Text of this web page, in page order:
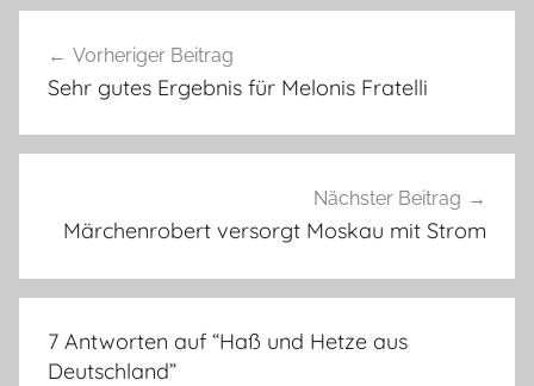
Vorheriger Beitrag
Sehr gutes Ergebnis für Melonis Fratelli
Nächster Beitrag
Märchenrobert versorgt Moskau mit Strom
7 Antworten auf “Haß und Hetze aus
Deutschland”